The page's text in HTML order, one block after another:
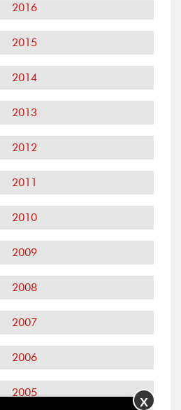
2016
2015
2014
2013
2012
2011
2010
2009
2008
2007
2006
2005
X